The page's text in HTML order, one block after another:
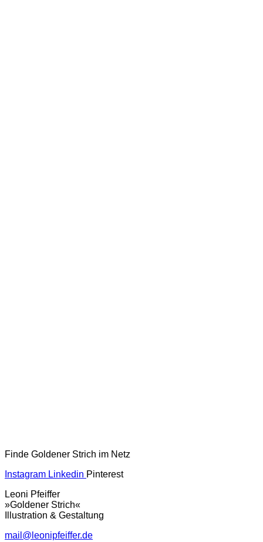
Finde Goldener Strich im Netz
Instagram Linkedin Pinterest
Leoni Pfeiffer
»Goldener Strich«
Illustration & Gestaltung
mail@leonipfeiffer.de